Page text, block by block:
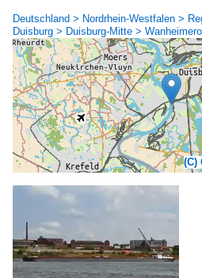
Deutschland > Nordrhein-Westfalen >
Duisburg > Duisburg-Mitte >
(C)